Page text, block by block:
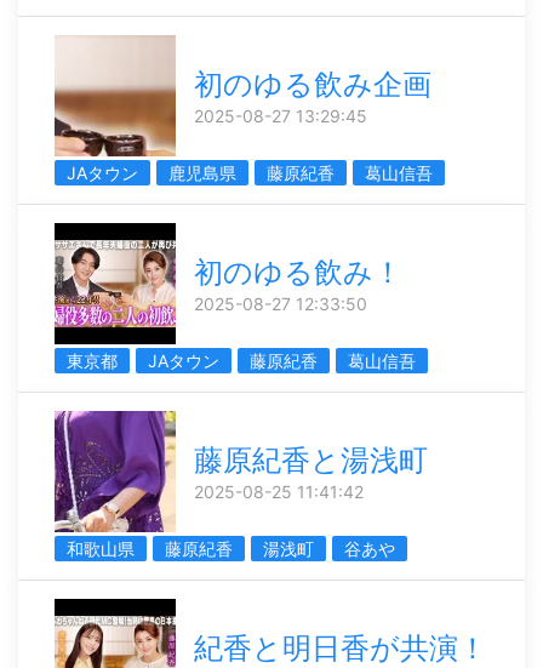
初のゆる飲み企画
2025-08-27 13:29:45
JAタウン 鹿児島県 藤原紀香 葛山信吾
初のゆる飲み！
2025-08-27 12:33:50
東京都 JAタウン 藤原紀香 葛山信吾
藤原紀香と湯浅町
2025-08-25 11:41:42
和歌山県 藤原紀香 湯浅町 谷あや
紀香と明日香が共演！